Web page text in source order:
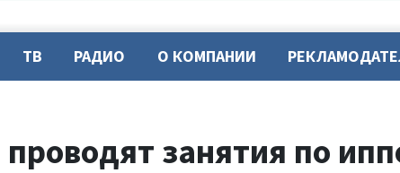
ТВ РАДИО О КОМПАНИИ
занятия по